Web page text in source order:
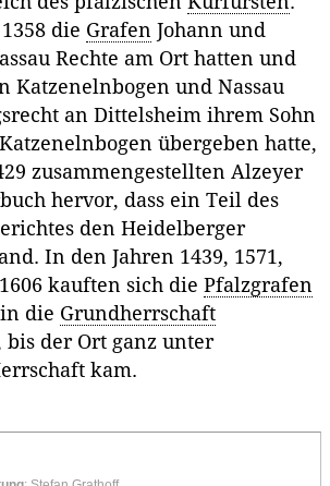
die Grafen Johann und
Rechte am Ort hatten und
Katzenelnbogen und Nassau
an Dittelsheim ihrem Sohn
übergeben hatte,
zusammengestellten Alzeyer
hervor, dass ein Teil des
den Heidelberger
In den Jahren 1439, 1571,
kauften sich die Pfalzgrafen
die Grundherrschaft
der Ort ganz unter
kam.